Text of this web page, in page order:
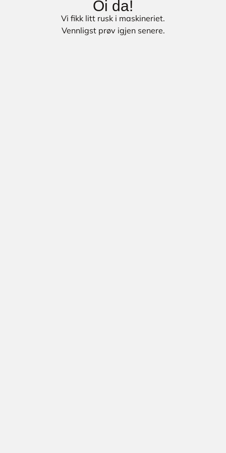
Oi da!
Vi fikk litt rusk i maskineriet.
Vennligst prøv igjen senere.